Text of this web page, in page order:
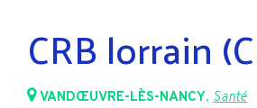
CRB lorrain
VANDŒUVRE-LÈS-NANCY, Santé